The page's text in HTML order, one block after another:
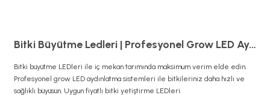
Bitki Büyütme Ledleri | Profesyonel Grow LED Aydınlatma Sistemleri
Bitki büyütme LEDleri ile iç mekan tarımında maksimum verim elde edin.
Profesyonel grow LED aydınlatma sistemleri ile bitkileriniz daha hızlı ve
sağlıklı büyüsün. Uygun fiyatlı bitki yetiştirme LEDleri.